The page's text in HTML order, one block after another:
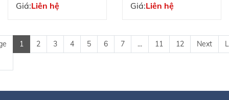
Giá:Liên hệ Giá:Liên hệ
1 2 3 4 5 6 7 ... 11 12 Next